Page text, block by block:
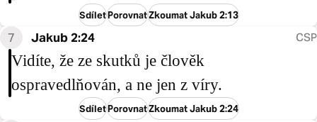
SdíletPorovnatZkoumat Jakub 2:13
7 Jakub 2:24 CSP
Vidíte, že ze skutků je člověk
ospravedlňován, a ne jen z víry.
SdíletPorovnatZkoumat Jakub 2:24